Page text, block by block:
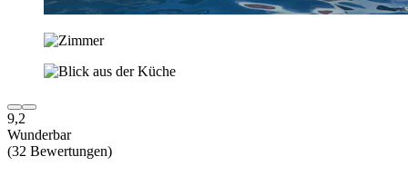
9,2
Wunderbar
(32 Bewertungen)